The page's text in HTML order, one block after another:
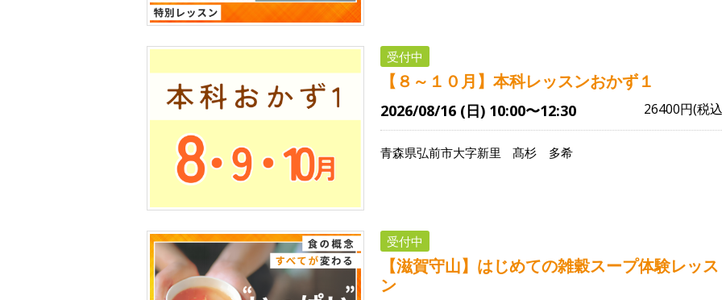
受付中
【８～１０月】本科レッスンおかず１
2026/08/16 (日) 10:00〜12:30 26400円(税
青森県弘前市大字新里 髙杉 多希
受付中
【滋賀守山】はじめての雑穀スープ体験レッス
ン